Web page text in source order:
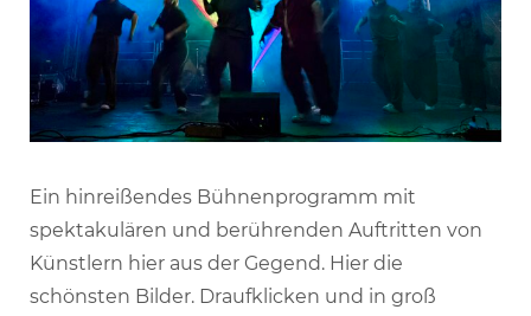
Ein hinreißendes Bühnenprogramm mit
spektakulären und berührenden Auftritten von
Künstlern hier aus der Gegend. Hier die
schönsten Bilder. Draufklicken und in groß